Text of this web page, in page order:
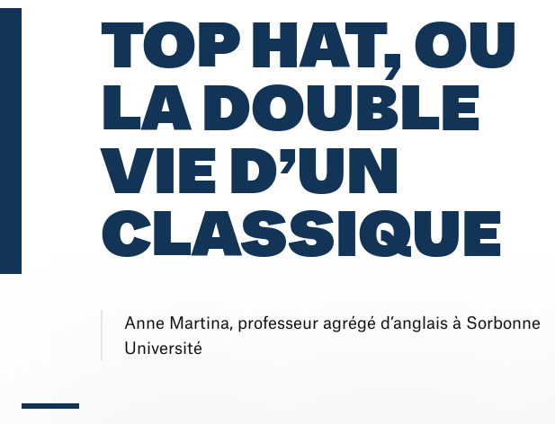
TOP HAT, OU
LA DOUBLE
VIE D’UN
CLASSIQUE
Anne Martina, professeur agrégé d’anglais à Sorbonne
Université